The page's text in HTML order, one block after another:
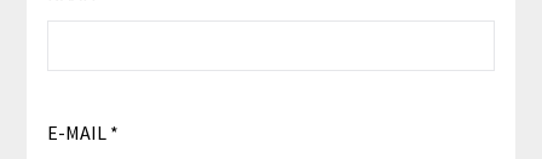
E-MAIL *